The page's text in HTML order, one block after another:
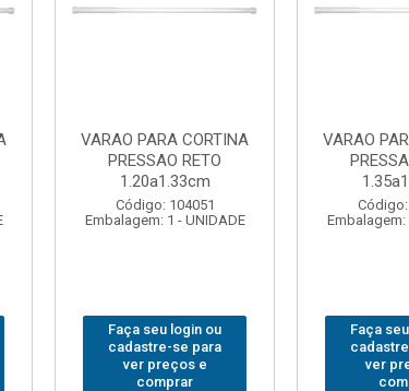
VARAO PARA CORTINA
PRESSAO RETO
1.35a1.48cm
Código: 104060
Embalagem: 1 - UNIDADE
Faça seu login ou
cadastre-se para
ver preços e
comprar
VARAO
Embalagem:
Faça
ver